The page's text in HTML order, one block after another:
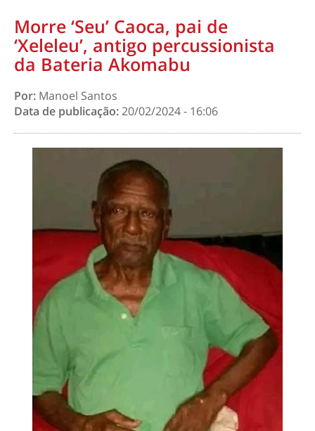
Morre ‘Seu’ Caoca, pai de
‘Xeleleu’, antigo percussionista
da Bateria Akomabu
Por: Manoel Santos
Data de publicação:20/02/2024 - 16:06